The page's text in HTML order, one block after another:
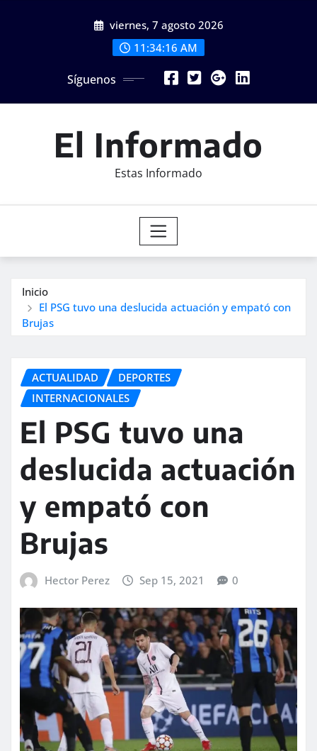
viernes, 7 agosto 2026
11:34:18 AM
Síguenos
El Informado
Estas Informado
Inicio
El PSG tuvo una deslucida actuación y empató con
Brujas
ACTUALIDAD
DEPORTES
INTERNACIONALES
El PSG tuvo una
deslucida actuación
y empató con
Brujas
Hector Perez Sep 15, 2021 0